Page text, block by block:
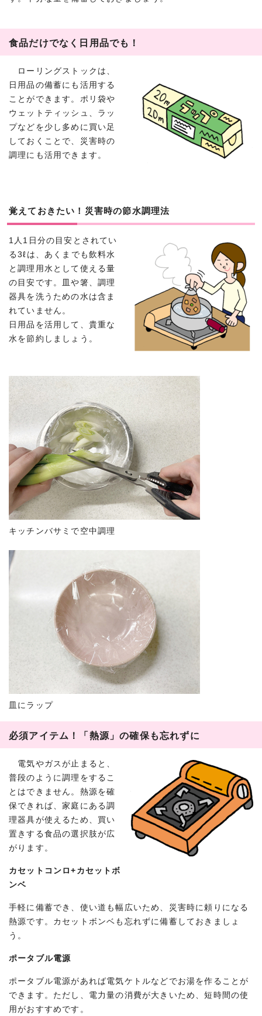
食品だけでなく日用品でも！
ローリングストックは、
日用品の備蓄にも活用する
ことができます。ポリ袋や
ウェットティッシュ、ラッ
プなどを少し多めに買い足
しておくことで、災害時の
調理にも活用できます。
覚えておきたい！災害時の節水調理法
1人1日分の目安とされてい
る3ℓは、あくまでも飲料水
と調理用水として使える量
の目安です。皿や箸、調理
器具を洗うための水は含ま
れていません。
日用品を活用して、貴重な
水を節約しましょう。
キッチンバサミで空中調理
皿にラップ
必須アイテム！「熱源」の確保も忘れずに
電気やガスが止まると、
普段のように調理をするこ
とはできません。熱源を確
保できれば、家庭にある調
理器具が使えるため、買い
置きする食品の選択肢が広
がります。
カセットコンロ+カセットボ
ンベ
手軽に備蓄でき、使い道も幅広いため、災害時に頼りになる
熱源です。カセットボンベも忘れずに備蓄しておきましょ
う。
ポータブル電源
ポータブル電源があれば電気ケトルなどでお湯を作ることが
できます。ただし、電力量の消費が大きいため、短時間の使
用がおすすめです。